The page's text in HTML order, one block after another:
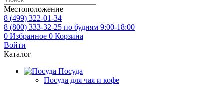
Местоположение
8 (499) 322-01-34
8 (800) 333-32-25 по будням 9:00-18:00
0 Избранное 0 Корзина
Войти
Каталог
Посуда
Посуда для чая и кофе